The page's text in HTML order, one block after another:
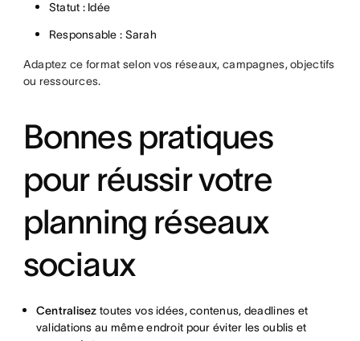
Statut : Idée
Responsable : Sarah
Adaptez ce format selon vos réseaux, campagnes, objectifs
ou ressources.
Bonnes pratiques
pour réussir votre
planning réseaux
sociaux
Centraliseztoutes vos idées, contenus, deadlines et
validations au même endroit pour éviter les oublis et